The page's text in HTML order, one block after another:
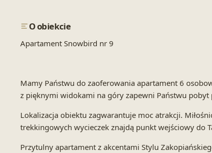
O obiekcie
Apartament Snowbird nr 9
Mamy Państwu do zaoferowania apartament 6
z pięknymi widokami na góry zapewni Państwu
Lokalizacja obiektu zagwarantuje moc atrakcji.
trekkingowych wycieczek znajdą punkt wejściowy do
Przytulny apartament z akcentami Stylu